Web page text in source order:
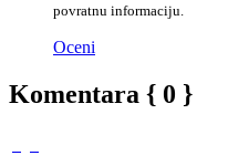
povratnu informaciju.
Oceni
Komentara { 0 }